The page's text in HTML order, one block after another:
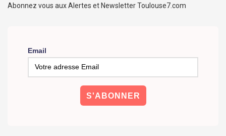
Abonnez vous aux Alertes et Newsletter Toulouse7.com
Email